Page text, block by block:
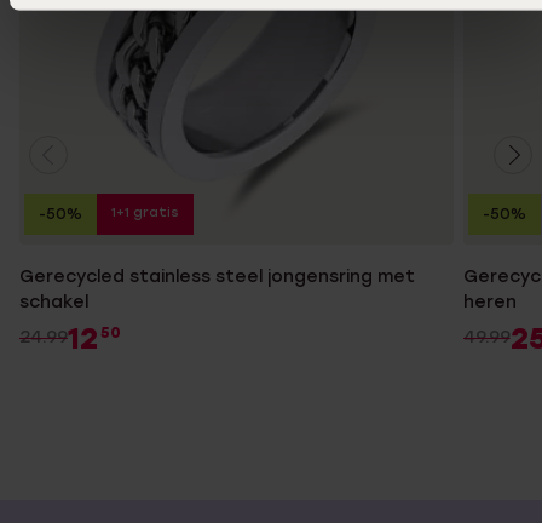
Gerecycled stainless steel jongensring met
schakel
24.9912 50
-50% 1+1 gratis
heren
49.99
-50%